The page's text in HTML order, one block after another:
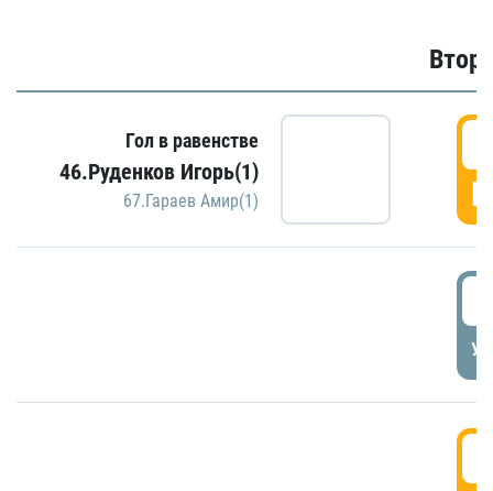
Гол в равенстве
46.Руденков Игорь(1)
67.Гараев Амир(1)